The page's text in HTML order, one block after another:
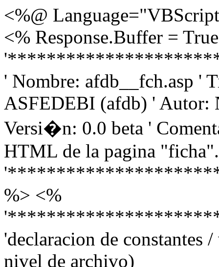
<%@
<% Response.Buffer =
' Nombre: afdb__fch.asp '
ASFEDEBI (afdb) ' Autor:
Versi�n: 0.0 beta '
HTML de la pagina "ficha".
%> <%
'declaracion de constantes
nivel de archivo)